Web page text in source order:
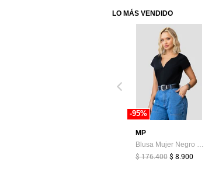
LO MÁS VENDIDO
-95%
MP
Blusa Mujer Negro Mp 104190
$ 176.400 $ 8.900